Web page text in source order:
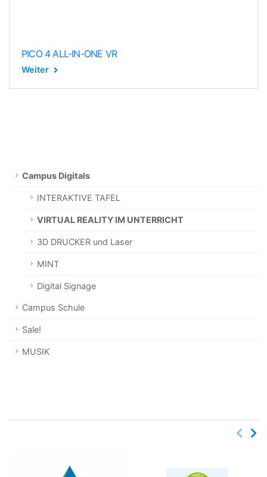
Campus Digitals
INTERAKTIVE TAFEL
VIRTUAL REALITY IM UNTERRICHT
3D DRUCKER und Laser
MINT
Digital Signage
Campus Schule
Sale!
MUSIK
PICO 4 ALL-IN-ONE VR
Weiter